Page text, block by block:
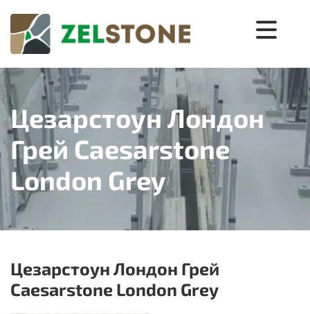
Цезарстоун Лондон
Грей Caesarstone
London Grey
Цезарстоун Лондон Грей
Caesarstone London Grey